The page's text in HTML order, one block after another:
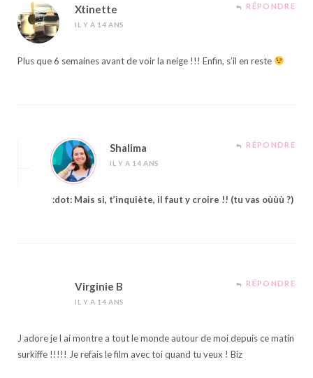
Xtinette
IL Y A 14 ANS
RÉPONDRE
Plus que 6 semaines avant de voir la neige !!! Enfin, s’il en reste
Shalima
IL Y A 14 ANS
RÉPONDRE
:dot: Mais si, t’inquiète, il faut y croire !! (tu vas oùùù ?)
Virginie B
IL Y A 14 ANS
RÉPONDRE
J adore je l ai montre a tout le monde autour de moi depuis ce matin
surkiffe !!!!! Je refais le film avec toi quand tu veux ! Biz